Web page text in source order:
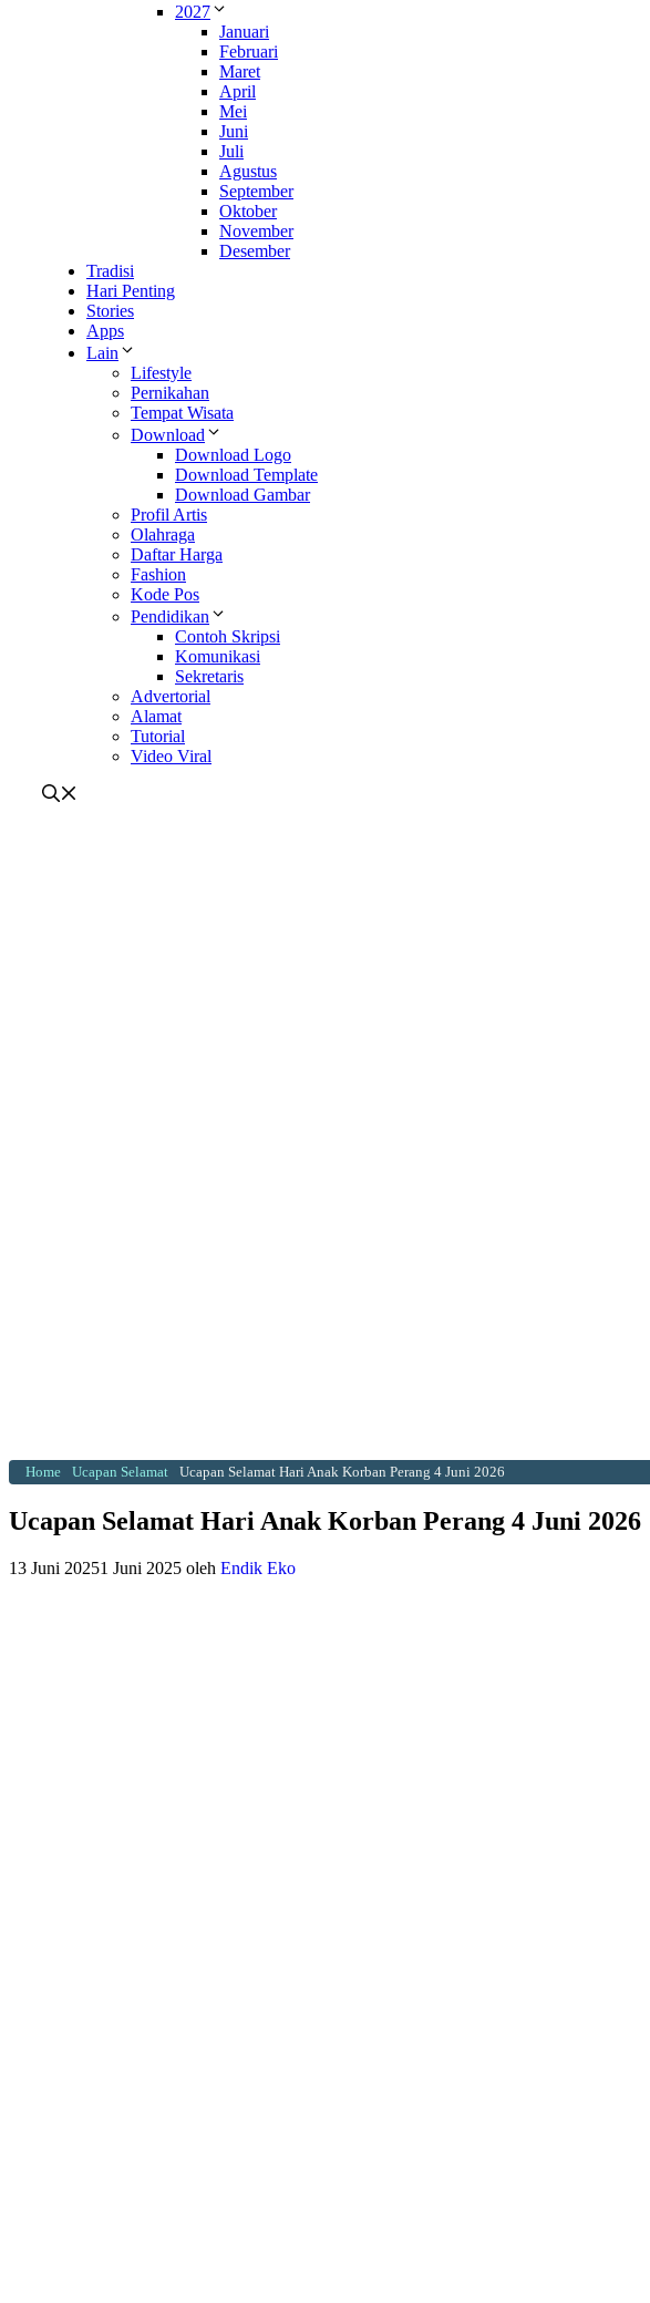
2027
Januari
Februari
Maret
April
Mei
Juni
Juli
Agustus
September
Oktober
November
Desember
Tradisi
Hari Penting
Stories
Apps
Lain
Lifestyle
Pernikahan
Tempat Wisata
Download
Download Logo
Download Template
Download Gambar
Profil Artis
Olahraga
Daftar Harga
Fashion
Kode Pos
Pendidikan
Contoh Skripsi
Komunikasi
Sekretaris
Advertorial
Alamat
Tutorial
Video Viral
Home Ucapan Selamat Ucapan Selamat Hari Anak Korban Perang 4 Juni 2026
Ucapan Selamat Hari Anak Korban Perang 4 Juni 2026
13 Juni 20251 Juni 2025 oleh Endik Eko